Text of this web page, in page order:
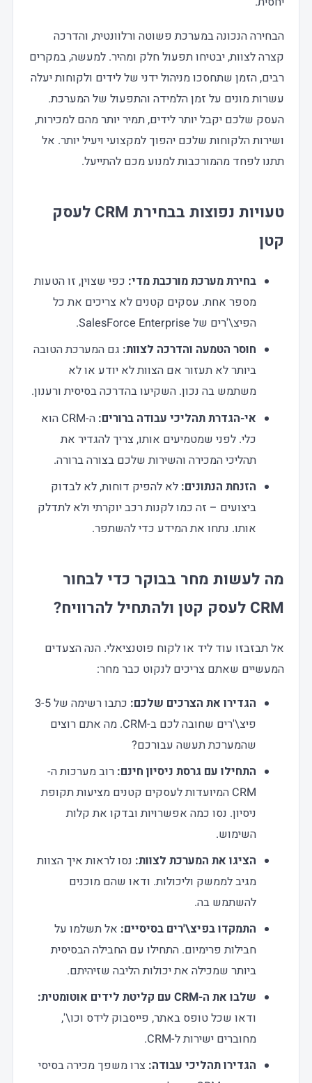
הבחירה הנכונה במערכת פשוטה ורלוונטית, והדרכה
קצרה לצוות, יבטיחו תפעול חלק ומהיר. למעשה, במקרים
רבים, הזמן שתחסכו מניהול ידני של לידים ולקוחות יעלה
עשרות מונים על זמן הלמידה והתפעול של המערכת.
העסק שלכם יקבל יותר לידים, תמיר יותר מהם למכירות,
ושירות הלקוחות שלכם יהפוך למקצועי ויעיל יותר. אל
תתנו לפחד מהמורכבות למנוע מכם להתייעל.
טעויות נפוצות בבחירת
CRM לעסק
קטן
בחירת מערכת מורכבת מדי: כפי שצוין, זו הטעות
מספר אחת. עסקים קטנים לא צריכים את כל
הפיצ\'רים של SalesForce Enterprise.
חוסר הטמעה והדרכה לצוות: גם המערכת הטובה
ביותר לא תעזור אם הצוות לא יודע או לא
משתמש בה נכון. השקיעו בהדרכה בסיסית ורענון.
אי-הגדרת תהליכי עבודה ברורים:
ה-CRM הוא
כלי. לפני שמטמיעים אותו, צריך להגדיר את
תהליכי המכירה והשירות שלכם בצורה ברורה.
הזנחת הנתונים: לא להפיק דוחות, לא לבדוק
ביצועים – זה כמו לקנות רכב יוקרתי ולא לתדלק
אותו. נתחו את המידע כדי להשתפר.
מה לעשות מחר בבוקר כדי לבחור
CRM לעסק קטן
ולהתחיל להרוויח?
אל תבזבזו עוד ליד או לקוח פוטנציאלי. הנה הצעדים
המעשיים שאתם צריכים לנקוט כבר מחר:
הגדירו את הצרכים שלכם:
כתבו רשימה של 3-5
פיצ\'רים שחובה לכם ב-CRM. מה אתם רוצים
שהמערכת תעשה עבורכם?
התחילו עם גרסת ניסיון חינם: רוב מערכות ה-
CRM המיועדות לעסקים קטנים מציעות תקופת
ניסיון. נסו כמה אפשרויות ובדקו את קלות
השימוש.
הציגו את המערכת לצוות: נסו לראות איך הצוות
מגיב לממשק וליכולות. ודאו שהם מוכנים
להשתמש בה.
התמקדו בפיצ\'רים בסיסיים: אל תשלמו על
חבילות פרימיום. התחילו עם החבילה הבסיסית
ביותר שמכילה את יכולות הליבה שזיהיתם.
שלבו את ה-CRM עם קליטת לידים אוטומטית:
ודאו שכל טופס באתר, פייסבוק לידס וכו\',
מחוברים ישירות ל-CRM.
הגדירו תהליכי עבודה: צרו משפך מכירה בסיסי